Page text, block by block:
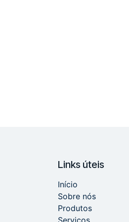
Links úteis
Início
Sobre nós
Produtos
Serviços